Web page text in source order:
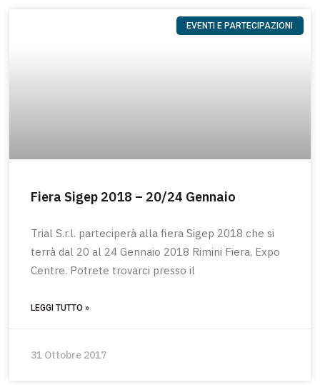
EVENTI E PARTECIPAZIONI
Fiera Sigep 2018 – 20/24 Gennaio
Trial S.r.l. parteciperà alla fiera Sigep 2018 che si
terrà dal 20 al 24 Gennaio 2018 Rimini Fiera, Expo
Centre. Potrete trovarci presso il
LEGGI TUTTO »
31 Ottobre 2017